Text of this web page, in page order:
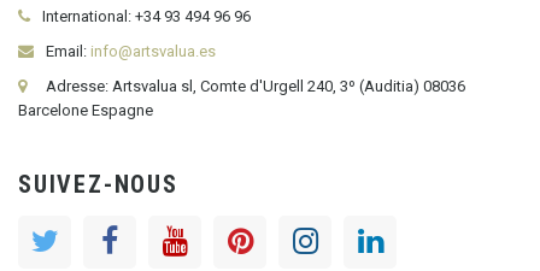
International: +34 93 494 96 96
Email: info@artsvalua.es
Adresse: Artsvalua sl, Comte d'Urgell 240, 3º (Auditia) 08036
Barcelone Espagne
SUIVEZ-NOUS